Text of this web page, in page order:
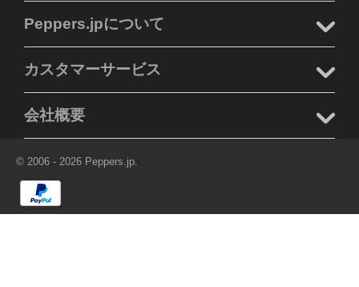
Peppers.jpについて
カスタマーサービス
会社概要
© 2006 - 2026 Peppers.jp.